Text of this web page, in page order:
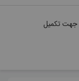
جهت تکمیل